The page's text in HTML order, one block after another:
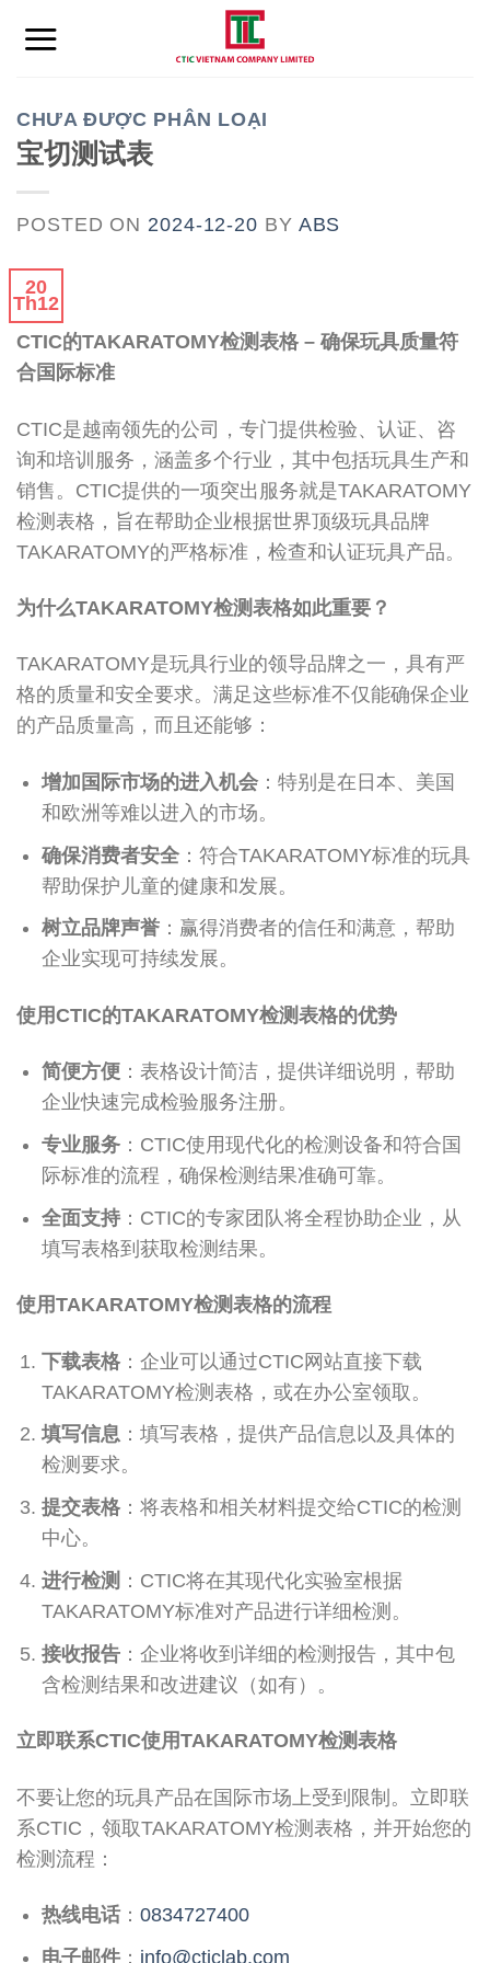
CHƯA ĐƯỢC PHÂN LOẠI
宝切测试表
POSTED ON 2024-12-20 BY ABS
20
Th12
CTIC的TAKARATOMY检测表格 – 确保玩具质量符
合国际标准
CTIC是越南领先的公司，专门提供检验、认证、咨
询和培训服务，涵盖多个行业，其中包括玩具生产和
销售。CTIC提供的一项突出服务就是TAKARATOMY
检测表格，旨在帮助企业根据世界顶级玩具品牌
TAKARATOMY的严格标准，检查和认证玩具产品。
为什么TAKARATOMY检测表格如此重要？
TAKARATOMY是玩具行业的领导品牌之一，具有严
格的质量和安全要求。满足这些标准不仅能确保企业
的产品质量高，而且还能够：
增加国际市场的进入机会 ：特别是在日本、美国
和欧洲等难以进入的市场。
确保消费者安全 ：符合TAKARATOMY标准的玩具
帮助保护儿童的健康和发展。
树立品牌声誉 ：赢得消费者的信任和满意，帮助
企业实现可持续发展。
使用CTIC的TAKARATOMY检测表格的优势
简便方便 ：表格设计简洁，提供详细说明，帮助
企业快速完成检验服务注册。
专业服务 ：CTIC使用现代化的检测设备和符合国
际标准的流程，确保检测结果准确可靠。
全面支持：CTIC的专家团队将全程协助企业，从
填写表格到获取检测结果。
使用TAKARATOMY检测表格的流程
下载表格 ：企业可以通过CTIC网站直接下载
TAKARATOMY检测表格，或在办公室领取。
填写信息 ：填写表格，提供产品信息以及具体的
检测要求。
提交表格 ：将表格和相关材料提交给CTIC的检测
中心。
进行检测 ：CTIC将在其现代化实验室根据
TAKARATOMY标准对产品进行详细检测。
接收报告 ：企业将收到详细的检测报告，其中包
含检测结果和改进建议（如有）。
立即联系CTIC使用TAKARATOMY检测表格
不要让您的玩具产品在国际市场上受到限制。立即联
系CTIC，领取TAKARATOMY检测表格，并开始您的
检测流程：
热线电话：0834727400
电子邮件 ： info@cticlab.com